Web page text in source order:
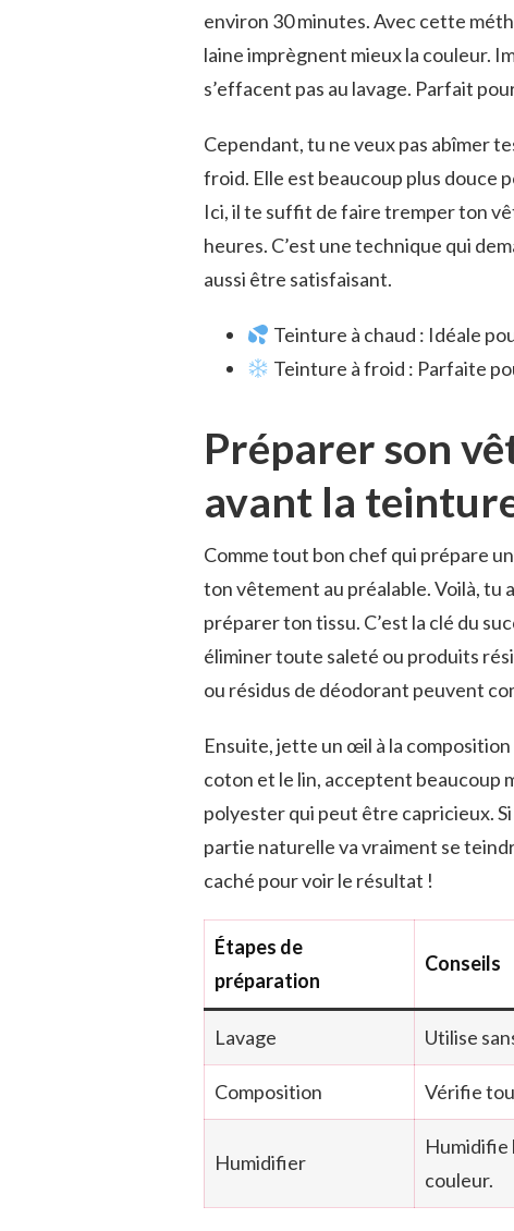
environ 30 minutes. Avec cette
laine imprègnent mieux la couleur.
s’effacent pas au lavage. Parfait
Cependant, tu ne veux pas abîmer
froid. Elle est beaucoup plus douce
Ici, il te suffit de faire tremper ton
heures. C’est une technique qui
aussi être satisfaisant.
Teinture à chaud : Idéale
Teinture à froid : Parfaite
Préparer son
avant la
Comme tout bon chef qui prépare
ton vêtement au préalable. Voilà, tu
préparer ton tissu. C’est la clé du
éliminer toute saleté ou produits
ou résidus de déodorant peuvent
Ensuite, jette un œil à la
coton et le lin, acceptent beaucoup
polyester qui peut être capricieux.
partie naturelle va vraiment se
caché pour voir le résultat !
Étapes de
préparation
Conseils
Lavage Utilise
Composition Vérifie
Humidifier
Humidifie
couleur.